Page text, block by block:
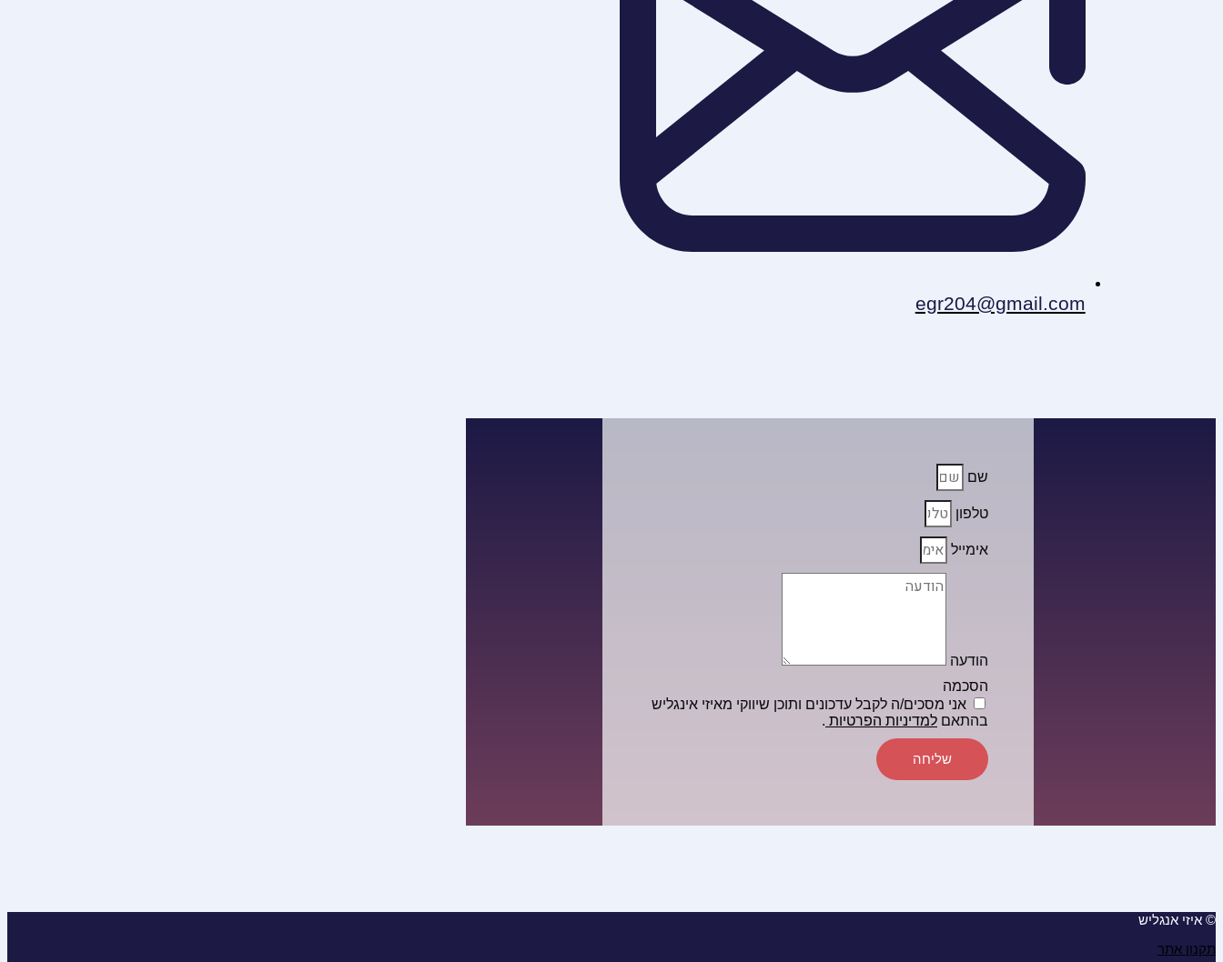
egr204@gmail.com
שם
טלפון
אימייל
הודעה
הסכמה
אני מסכים/ה לקבל עדכונים ותוכן שיווקי מאיזי אינגליש
בהתאם למדיניות הפרטיות .
שליחה
© איזי אנגליש
תקנון אתר